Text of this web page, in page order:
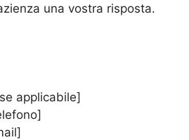
una vostra risposta.
applicabile]